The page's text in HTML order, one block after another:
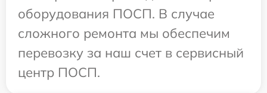
оборудования ПОСП. В случае
сложного ремонта мы обеспечим
перевозку за наш счет в сервисный
центр ПОСП.